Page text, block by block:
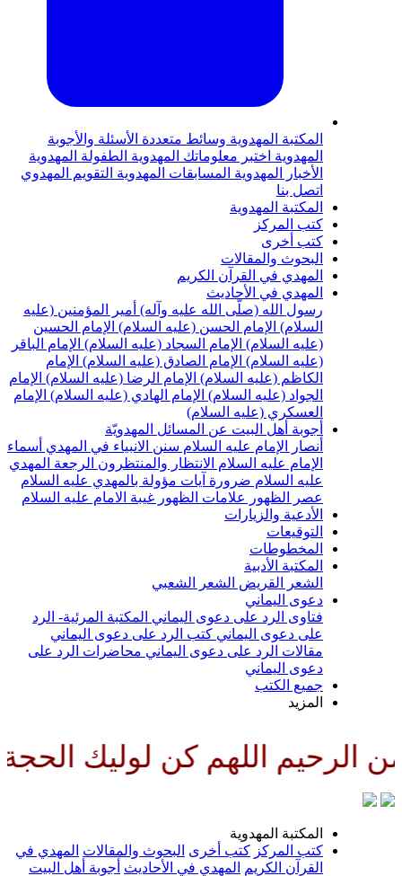
المهدويةوسائط متعددةالأسئلة والأجوبة
اختبر معلوماتك المهدويةالطفولة المهدوية
المهدويةالمسابقات المهدويةالتقويم المهدوي
المهدوية
والمقالات
في القرآن الكريم
في الأحاديث
الله (صلّى الله عليه وآله) أمير المؤمنين (عليه
الإمام الحسن (عليه السلام) الإمام الحسين
الإمام السجاد (عليه السلام) الإمام الباقر
الإمام الصادق (عليه السلام) الإمام
(عليه السلام) الإمام الرضا (عليه السلام) الإمام
(عليه السلام) الإمام الهادي (عليه السلام) الإمام
(عليه السلام)
أهل البيت عن المسائل المهدويّة
الإمام عليه السلامسنن الانبياء في المهديأسماء
عليه السلامالانتظار والمنتظرونالرجعةالمهدي
السلام ضرورة آيات مؤولة بالمهدي عليه السلام
علامات الظهورغيبة الامام عليه السلام
والزيارات
الأدبية
الشعر الشعبي
اليماني
الرد على دعوى اليماني المكتبة المرئية- الرد
دعوى اليماني كتب الرد على دعوى اليماني
الرد على دعوى اليماني محاضرات الرد على
كن لوليك الحجة بن
المهدوية
كتب أخرى البحوث والمقالات المهدي في
المهدي في الأحاديث أجوبة أهل البيت